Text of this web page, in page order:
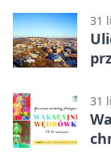
31
31